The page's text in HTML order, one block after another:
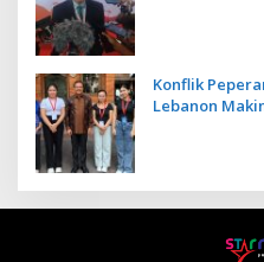
Konflik
Lebanon